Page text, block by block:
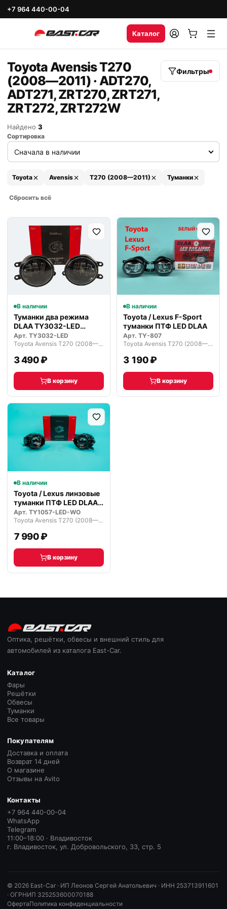
+7 964 440-00-04
Каталог
Toyota Avensis T270
(2008—2011) · ADT270,
ADT271, ZRT270, ZRT271,
ZRT272, ZRT272W
Фильтры
Найдено 3
Сортировка
Toyota Avensis T270 (2008—2011) Туманки
Сбросить всё
В наличии
Туманки два режима
DLAA TY3032-LED
светодиодные
Арт. TY3032-LED
Toyota Avensis T270 (2008—2011)
3 490 ₽
В корзину
В наличии
Toyota / Lexus F-Sport
туманки ПТФ LED DLAA
Арт. TY-807
Toyota Avensis T270 (2008—2011)
3 190 ₽
В корзину
В наличии
Toyota / Lexus линзовые
туманки ПТФ LED DLAA
Prem…
Арт. TY1057-LED-WO
Toyota Avensis T270 (2008—2011)
7 990 ₽
В корзину
Оптика, решётки, обвесы и внешний стиль для
автомобилей из каталога East-Car.
Каталог
Фары
Решётки
Обвесы
Туманки
Все товары
Покупателям
Доставка и оплата
Возврат 14 дней
О магазине
Отзывы на Avito
Контакты
+7 964 440-00-04
WhatsApp
Telegram
11:00–18:00 · Владивосток
г. Владивосток, ул. Добровольского, 33, стр. 5
© 2026 East-Car · ИП Леонов Сергей Анатольевич · ИНН 253713911601
· ОГРНИП 325253600070188
ОфертаПолитика конфиденциальности